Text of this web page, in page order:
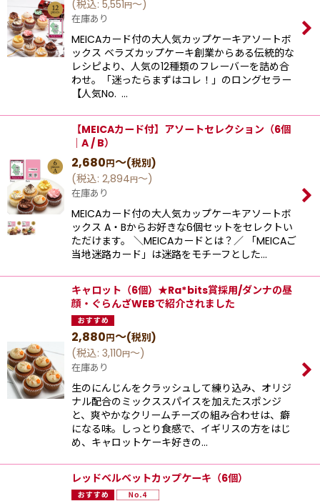
(税込: 5,551円～)
在庫あり
MEICAカード付の大人気カップケーキアソートボ
ックス ベラズカップケーキ創業からある伝統的な
レシピより、⼈気の12種類のフレーバーを詰め合
わせ。「迷ったらまずはコレ！」のロングセラー
【⼈気No. …
【MEICAカード付】アソートセレクション（6個
｜A / B）
2,680円～(税別)
(税込: 2,894円～)
在庫あり
MEICAカード付の大人気カップケーキアソートボ
ックス A・Bからお好きな6個セットをセレクトい
ただけます。 ＼MEICAカードとは？／ 「MEICAご
当地迷路カード」は迷路をモチーフとした…
キャロット（6個）★Ra*bits賞採用/ダンナの昼
顔・ぐらんざWEBで紹介されました
2,880円～(税別)
(税込: 3,110円～)
在庫あり
⽣のにんじんをクラッシュして練り込み、オリジ
ナル配合のミックススパイスを加えたスポンジ
と、爽やかなクリームチーズの組み合わせは、癖
になる味。しっとり⾷感で、イギリスの⽅をはじ
め、キャロットケーキ好きの…
レッドベルベットカップケーキ（6個）